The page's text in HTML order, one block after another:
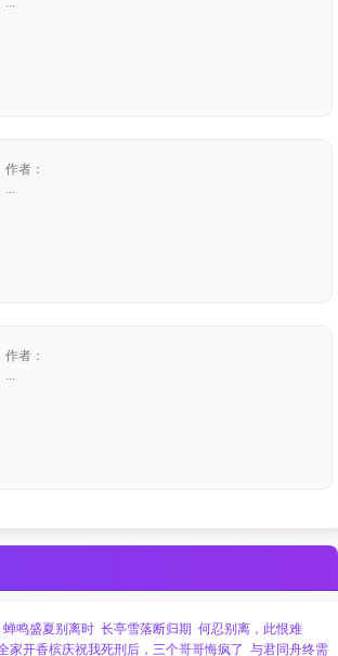
作者：
作者：
蝉鸣盛夏别离时 长亭雪落断归期 何忍别离，此恨难
家开香槟庆祝我死刑后，三个哥哥悔疯了 与君同舟终需